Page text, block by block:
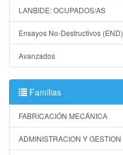
LANBIDE: OCUPADOS/AS
Ensayos No-Destructivos (END)
Avanzados
Familias
FABRICACIÓN MECÁNICA
ADMINISTRACION Y GESTION